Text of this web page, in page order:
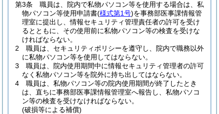
第3条
職員は、院内で私物パソコン等を使用する場合は、私
物パソコン等使用申請書(様式第1号)を事務部医事課情報管
理室に提出し、情報セキュリティ管理責任者の許可を受け
るとともに、その使用前に私物パソコン等の検査を受けな
ければならない。
2
職員は、セキュリティポリシーを遵守し、院内で職務以外
に私物パソコン等を使用してはならない。
3
職員は、院内使用期間中に情報セキュリティ管理者の許可
なく私物パソコン等を院外に持ち出してはならない。
4
職員は、私物パソコン等の院内使用期間が終了したとき
は、直ちに事務部医事課情報管理室へ報告し、私物パソコ
ン等の検査を受けなければならない。
(破損等による補償)